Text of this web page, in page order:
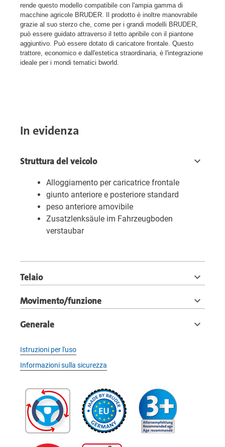
rende questo modello compatibile con l'ampia gamma di
macchine agricole BRUDER. Il prodotto è inoltre manovrabile
grazie al suo sterzo che, come per i grandi modelli BRUDER,
può essere guidato attraverso il tetto apribile con il piantone
aggiuntivo. Può essere dotato di caricatore frontale. Questo
trattore, economico e dall'estetica straordinaria, è l'integrazione
ideale per i mondi tematici bworld.
In evidenza
Struttura del veicolo
Alloggiamento per caricatrice frontale
giunto anteriore e posteriore standard
peso anteriore amovibile
Zusatzlenksäule im Fahrzeugboden
verstaubar
Telaio
Movimento/funzione
Generale
Istruzioni per l'uso
Informazioni sulla sicurezza